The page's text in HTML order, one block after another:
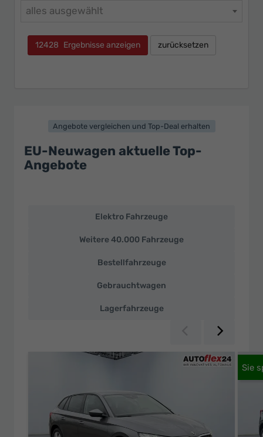
alles ausgewählt
12428 Ergebnisse anzeigen zurücksetzen
Angebote vergleichen und Top-Deal erhalten
EU-Neuwagen aktuelle Top-
Angebote
Neuwagen
Elektro Fahrzeuge
Weitere 40.000 Fahrzeuge
Bestellfahrzeuge
Gebrauchtwagen
Lagerfahrzeuge
Zurück